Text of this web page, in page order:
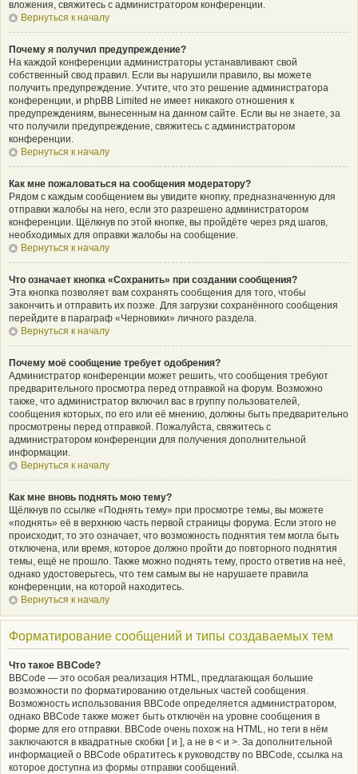
вложения, свяжитесь с администратором конференции.
Вернуться к началу
Почему я получил предупреждение?
На каждой конференции администраторы устанавливают свой
собственный свод правил. Если вы нарушили правило, вы можете
получить предупреждение. Учтите, что это решение администратора
конференции, и phpBB Limited не имеет никакого отношения к
предупреждениям, вынесенным на данном сайте. Если вы не знаете, за
что получили предупреждение, свяжитесь с администратором
конференции.
Вернуться к началу
Как мне пожаловаться на сообщения модератору?
Рядом с каждым сообщением вы увидите кнопку, предназначенную для
отправки жалобы на него, если это разрешено администратором
конференции. Щёлкнув по этой кнопке, вы пройдёте через ряд шагов,
необходимых для оправки жалобы на сообщение.
Вернуться к началу
Что означает кнопка «Сохранить» при создании сообщения?
Эта кнопка позволяет вам сохранять сообщения для того, чтобы
закончить и отправить их позже. Для загрузки сохранённого сообщения
перейдите в параграф «Черновики» личного раздела.
Вернуться к началу
Почему моё сообщение требует одобрения?
Администратор конференции может решить, что сообщения требуют
предварительного просмотра перед отправкой на форум. Возможно
также, что администратор включил вас в группу пользователей,
сообщения которых, по его или её мнению, должны быть предварительно
просмотрены перед отправкой. Пожалуйста, свяжитесь с
администратором конференции для получения дополнительной
информации.
Вернуться к началу
Как мне вновь поднять мою тему?
Щёлкнув по ссылке «Поднять тему» при просмотре темы, вы можете
«поднять» её в верхнюю часть первой страницы форума. Если этого не
происходит, то это означает, что возможность поднятия тем могла быть
отключена, или время, которое должно пройти до повторного поднятия
темы, ещё не прошло. Также можно поднять тему, просто ответив на неё,
однако удостоверьтесь, что тем самым вы не нарушаете правила
конференции, на которой находитесь.
Вернуться к началу
Форматирование сообщений и типы создаваемых тем
Что такое BBCode?
BBCode — это особая реализация HTML, предлагающая большие
возможности по форматированию отдельных частей сообщения.
Возможность использования BBCode определяется администратором,
однако BBCode также может быть отключён на уровне сообщения в
форме для его отправки. BBCode очень похож на HTML, но теги в нём
заключаются в квадратные скобки [ и ], а не в < и >. За дополнительной
информацией о BBCode обратитесь к руководству по BBCode, ссылка на
которое доступна из формы отправки сообщений.